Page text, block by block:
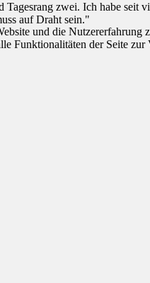
zwei. Ich habe seit
auf Draht sein."
und die Nutzererfahrung
Funktionalitäten der Seite zur